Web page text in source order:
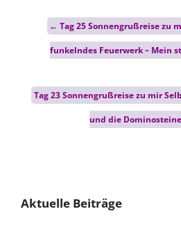
Post
navigation
← Tag 25 Sonnengrußreise zu
funkelndes Feuerwerk – Mein
Tag 23 Sonnengrußreise zu mir
und die
Aktuelle Beiträge